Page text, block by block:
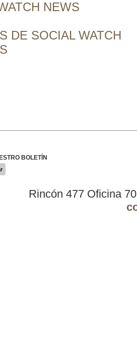
NEWS
DE SOCIAL WATCH
BOLETÍN
Rincón 477 Oficina